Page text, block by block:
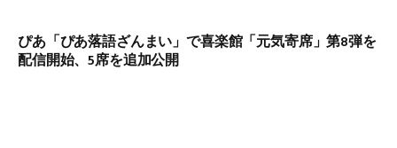
ぴあ「ぴあ落語ざんまい」で喜楽館「元気寄席」第8弾を
配信開始、5席を追加公開